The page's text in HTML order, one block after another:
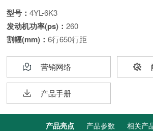
型号：4YL-6K3
发动机功率(ps)：260
割幅(mm)：6行650行距
营销网络
产品手册
产品亮点 产品参数 相关产